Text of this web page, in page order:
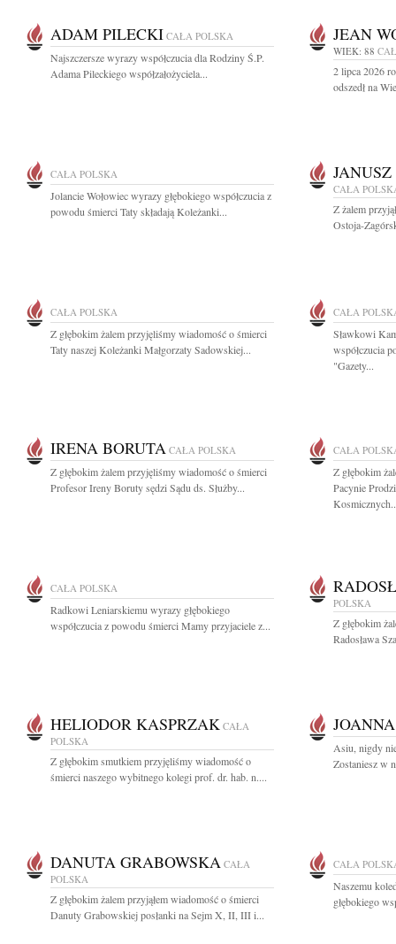
ADAM PILECKI CAŁA POLSKA
Najszczersze wyrazy współczucia dla Rodziny Ś.P.
Adama Pileckiego współzałożyciela...
JEAN
WIEK: 88
2 lipca 2026
odszedł na
CAŁA POLSKA
Jolancie Wołowiec wyrazy głębokiego współczucia z
powodu śmierci Taty składają Koleżanki...
CAŁA
Z żalem
Ostoja-
CAŁA POLSKA
Z głębokim żalem przyjęliśmy wiadomość o śmierci
Taty naszej Koleżanki Małgorzaty Sadowskiej...
CAŁA
Sławkowi
współczucia
"Gazety...
IRENA BORUTA CAŁA POLSKA
Z głębokim żalem przyjęliśmy wiadomość o śmierci
Profesor Ireny Boruty sędzi Sądu ds. Służby...
CAŁA
Z głębokim
Pacynie
CAŁA POLSKA
Radkowi Leniarskiemu wyrazy głębokiego
współczucia z powodu śmierci Mamy przyjaciele z...
POLSKA
Z głębokim
Radosława
HELIODOR KASPRZAK CAŁA
POLSKA
Z głębokim smutkiem przyjęliśmy wiadomość o
śmierci naszego wybitnego kolegi prof. dr. hab. n....
Asiu, nigdy
Zostaniesz w
DANUTA GRABOWSKA CAŁA
POLSKA
Z głębokim żalem przyjąłem wiadomość o śmierci
Danuty Grabowskiej posłanki na Sejm X, II, III i...
CAŁA
Naszemu
głębokiego